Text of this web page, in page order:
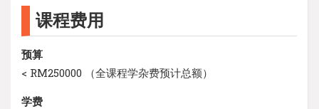
课程费用
预算
< RM250000 （全课程学杂费预计总额）
学费